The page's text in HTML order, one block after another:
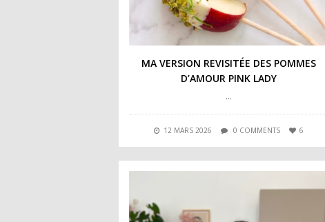
MA VERSION REVISITÉE DES POMMES
D’AMOUR PINK LADY
…
12 MARS 2026 0 COMMENTS 6